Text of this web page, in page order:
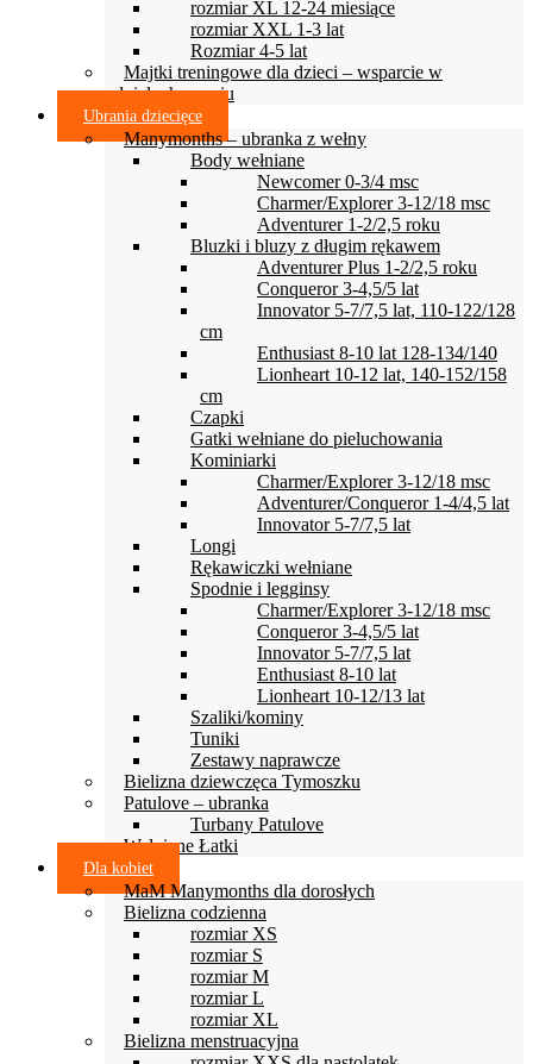
rozmiar XL 12-24 miesiące
rozmiar XXL 1-3 lat
Rozmiar 4-5 lat
Majtki treningowe dla dzieci – wsparcie w
odpieluchowaniu
Ubrania dziecięce
Manymonths – ubranka z wełny
Body wełniane
Newcomer 0-3/4 msc
Charmer/Explorer 3-12/18 msc
Adventurer 1-2/2,5 roku
Bluzki i bluzy z długim rękawem
Adventurer Plus 1-2/2,5 roku
Conqueror 3-4,5/5 lat
Innovator 5-7/7,5 lat, 110-122/128
cm
Enthusiast 8-10 lat 128-134/140
Lionheart 10-12 lat, 140-152/158
cm
Czapki
Gatki wełniane do pieluchowania
Kominiarki
Charmer/Explorer 3-12/18 msc
Adventurer/Conqueror 1-4/4,5 lat
Innovator 5-7/7,5 lat
Longi
Rękawiczki wełniane
Spodnie i legginsy
Charmer/Explorer 3-12/18 msc
Conqueror 3-4,5/5 lat
Innovator 5-7/7,5 lat
Enthusiast 8-10 lat
Lionheart 10-12/13 lat
Szaliki/kominy
Tuniki
Zestawy naprawcze
Bielizna dziewczęca Tymoszku
Patulove – ubranka
Turbany Patulove
Wełniane Łatki
Dla kobiet
MaM Manymonths dla dorosłych
Bielizna codzienna
rozmiar XS
rozmiar S
rozmiar M
rozmiar L
rozmiar XL
Bielizna menstruacyjna